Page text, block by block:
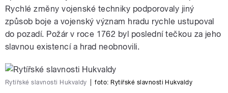
Rychlé změny vojenské techniky podporovaly jiný
způsob boje a vojenský význam hradu rychle ustupoval
do pozadí. Požár v roce 1762 byl poslední tečkou za jeho
slavnou existencí a hrad neobnovili.
Rytířské slavnosti Hukvaldy foto:Rytířské slavnosti Hukvaldy